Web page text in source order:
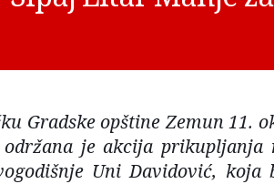
Gradske opštine Zemun 11.
je akcija prikupljanja
Uni Davidović, koja